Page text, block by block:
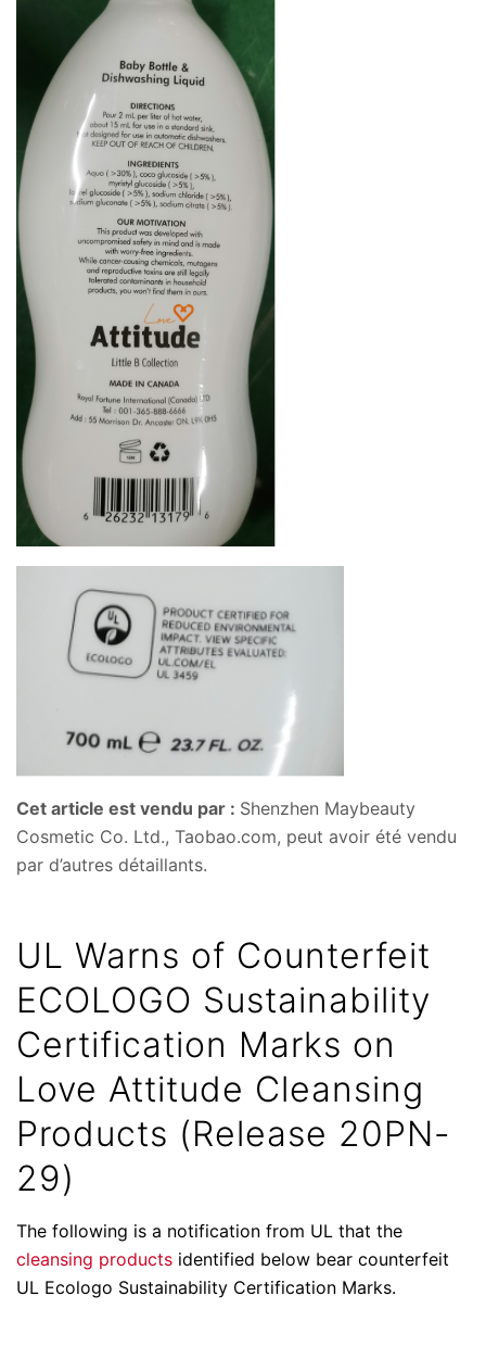
Cet article est vendu par : Shenzhen Maybeauty
Cosmetic Co. Ltd., Taobao.com, peut avoir été vendu
par d’autres détaillants.
UL Warns of Counterfeit
ECOLOGO Sustainability
Certification Marks on
Love Attitude Cleansing
Products (Release 20PN-
29)
The following is a notification from UL that the
cleansing products identified below bear counterfeit
UL Ecologo Sustainability Certification Marks.